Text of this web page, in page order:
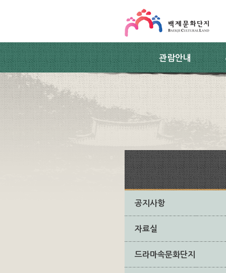
관람안내
공지사항
자료실
드라마속문화단지